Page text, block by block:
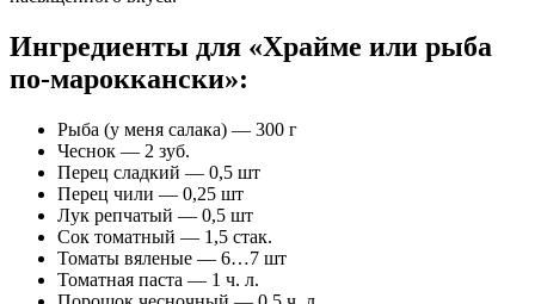
Ингредиенты для «Храйме или рыба
по-мароккански»:
Рыба (у меня салака) — 300 г
Чеснок — 2 зуб.
Перец сладкий — 0,5 шт
Перец чили — 0,25 шт
Лук репчатый — 0,5 шт
Сок томатный — 1,5 стак.
Томаты вяленые — 6…7 шт
Томатная паста — 1 ч. л.